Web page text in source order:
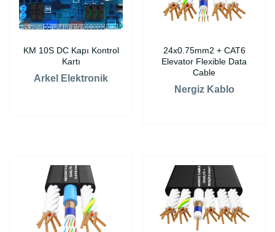
KM 10S DC Kapı Kontrol
Kartı
Arkel Elektronik
24x0.75mm2 + CAT6
Elevator Flexible Data
Cable
Nergiz Kablo